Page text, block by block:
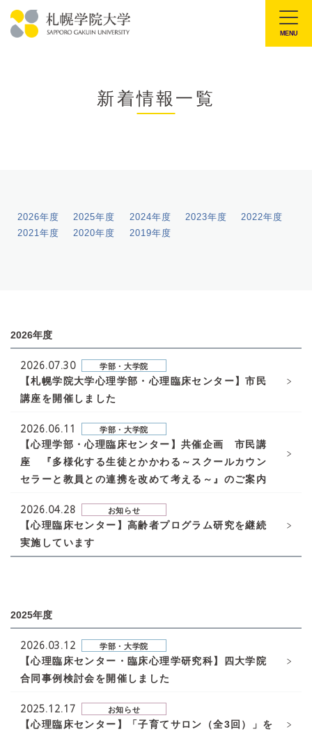
文
MENU
新着情報一覧
2026年度 2025年度 2024年度 2023年度
2022年度
2021年度
2020年度 2019年度
2026年度
2026.07.30 学部・大学院
【札幌学院大学心理学部・心理臨床センター】市民
講座を開催しました
2026.06.11 学部・大学院
【心理学部・心理臨床センター】共催企画 市民講
座 『多様化する生徒とかかわる～スクールカウン
セラーと教員との連携を改めて考える～』のご案内
2026.04.28 お知らせ
【心理臨床センター】高齢者プログラム研究を継続
実施しています
2025年度
2026.03.12 学部・大学院
【心理臨床センター・臨床心理学研究科】四大学院
合同事例検討会を開催しました
2025.12.17 お知らせ
【心理臨床センター】「子育てサロン（全3回）」を